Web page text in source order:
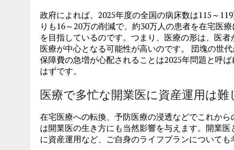
政府によれば、2025年度の全国の病床数は115～
りも16～20万の削減で、約30万人の患者を在宅医
を目指しているのです。つまり、医療の形は、医
医療が中心となる可能性が高いのです。 団塊の世
保障費の急増が心配されることは2025年問題と呼
はずです。
医療で多忙な開業医に資産運用は難
在宅医療への転換、予防医療の浸透などでこれか
は開業医の生き方にも当然影響を与えます。開業
に資産運用など、ご自身のライフプランについても